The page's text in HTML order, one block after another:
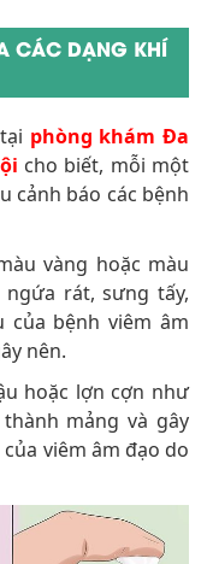
CÁC DẠNG KHÍ
phòng khám Đa
cho biết, mỗi một
cảnh báo các bệnh
vàng hoặc màu
rát, sưng tấy,
bệnh viêm âm
nên.
hoặc lợn cợn như
mảng và gây
viêm âm đạo do